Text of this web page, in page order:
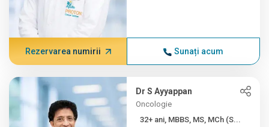
Rezervarea numirii Sunați acum
Dr S Ayyappan
Oncologie
32+ ani, MBBS, MS, MCh (S...